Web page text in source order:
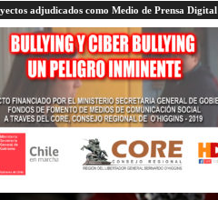
adjudicados como Medio de Prensa Digital